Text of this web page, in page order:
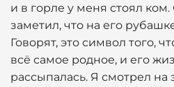
и в горле у меня стоял ком.
заметил, что на его
Говорят, это символ того,
всё самое родное, и его
рассыпалась. Я смотрел на